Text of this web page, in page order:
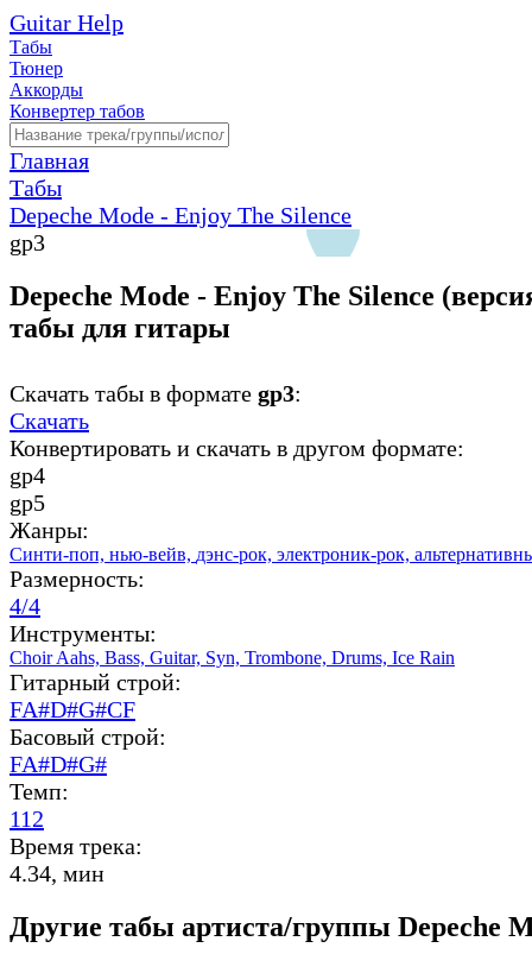
Guitar Help
Табы
Тюнер
Аккорды
Конвертер табов
Главная
Табы
Depeche Mode - Enjoy The Silence
gp3
Depeche Mode - Enjoy The Silence
табы для гитары
Скачать табы в формате gp3:
Скачать
Конвертировать и скачать в другом формате:
gp4
gp5
Жанры:
Синти-поп, нью-вейв, дэнс-рок, электроник-рок,
Размерность:
4/4
Инструменты:
Choir Aahs, Bass, Guitar, Syn, Trombone, Drums, Ice Rain
Гитарный строй:
FA#D#G#CF
Басовый строй:
FA#D#G#
Темп:
112
Время трека:
4.34, мин
Другие табы артиста/группы Depeche